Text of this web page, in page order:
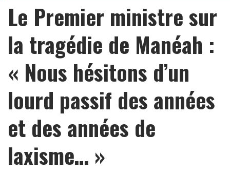
Le Premier ministre sur
la tragédie de Manéah :
« Nous hésitons d’un
lourd passif des années
et des années de
laxisme… »